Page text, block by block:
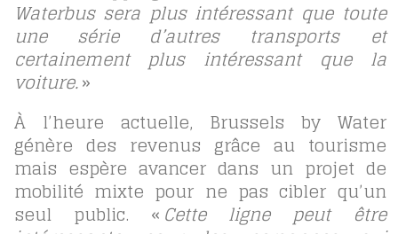
Waterbus sera plus intéressant que toute
une série d’autres transports et
certainement plus intéressant que la
voiture.»
À l’heure actuelle, Brussels by Water
génère des revenus grâce au tourisme
mais espère avancer dans un projet de
mobilité mixte pour ne pas cibler qu’un
seul public. « Cette ligne peut être